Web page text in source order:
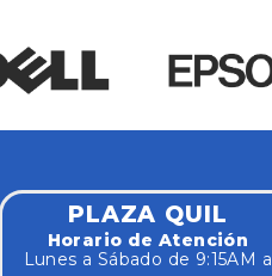
PLAZA QUIL
Horario de Atención
Lunes a Sábado de 9:15AM a